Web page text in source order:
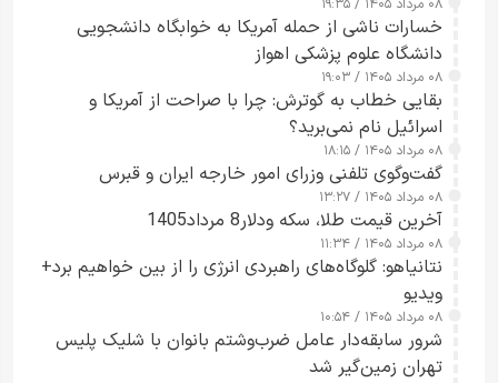
۰۸ مرداد ۱۴۰۵ / ۱۹:۳۵
خسارات ناشی از حمله آمریکا به خوابگاه دانشجویی
دانشگاه علوم پزشکی اهواز
۰۸ مرداد ۱۴۰۵ / ۱۹:۰۳
بقایی خطاب به گوترش: چرا با صراحت از آمریکا و
اسرائیل نام نمی‌برید؟
۰۸ مرداد ۱۴۰۵ / ۱۸:۱۵
گفت‌وگوی تلفنی وزرای امور خارجه ایران و قبرس
۰۸ مرداد ۱۴۰۵ / ۱۳:۲۷
آخرین قیمت طلا، سکه ودلار8 مرداد1405
۰۸ مرداد ۱۴۰۵ / ۱۱:۳۴
نتانیاهو: گلوگاه‌های راهبردی انرژی را از بین خواهیم برد+
ویدیو
۰۸ مرداد ۱۴۰۵ / ۱۰:۵۴
شرور سابقه‌دار عامل ضرب‌وشتم بانوان با شلیک پلیس
تهران زمین‌گیر شد